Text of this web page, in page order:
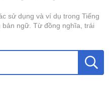
sử dụng và ví dụ trong Tiếng
bản ngữ. Từ đồng nghĩa, trái